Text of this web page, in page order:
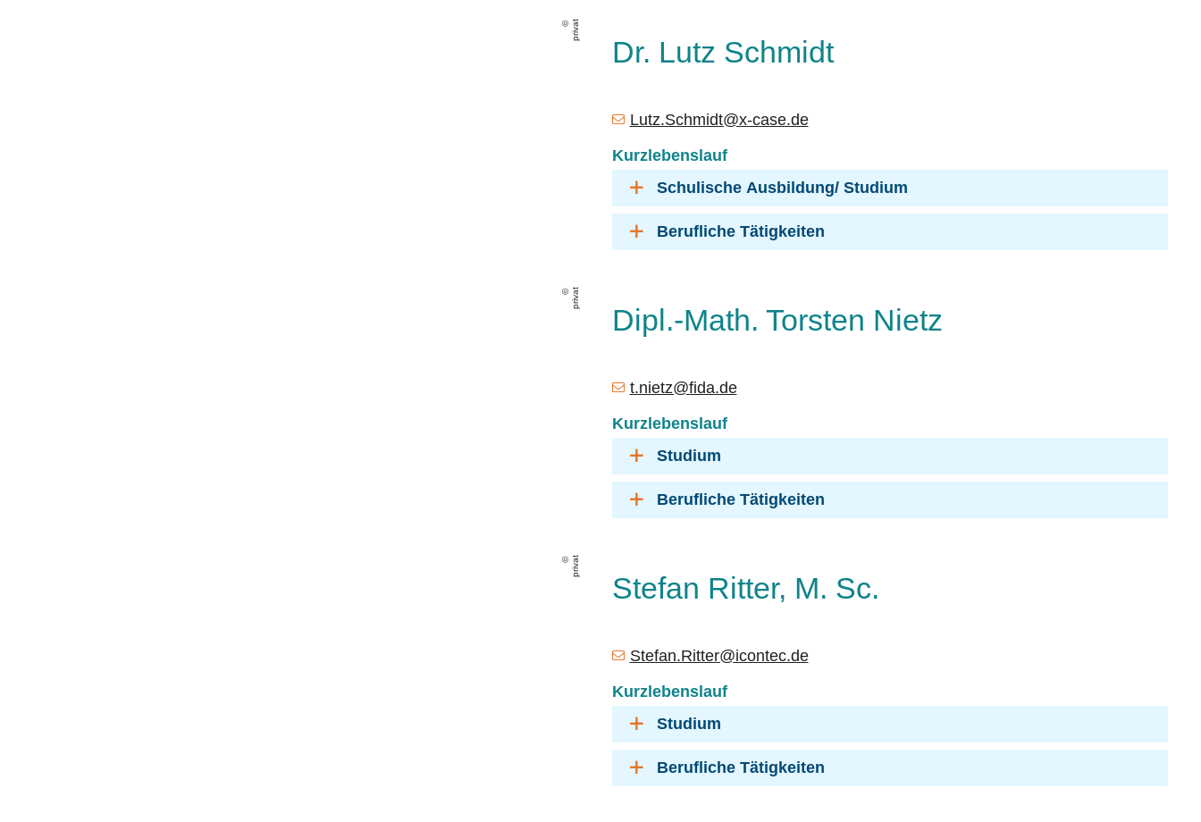
privat
Dr. Lutz Schmidt
Lutz.Schmidt@x-case.de
Kurzlebenslauf
Schulische Ausbildung/ Studium
Berufliche Tätigkeiten
privat
Dipl.-Math. Torsten Nietz
t.nietz@fida.de
Kurzlebenslauf
Studium
Berufliche Tätigkeiten
privat
Stefan Ritter, M. Sc.
Stefan.Ritter@icontec.de
Kurzlebenslauf
Studium
Berufliche Tätigkeiten